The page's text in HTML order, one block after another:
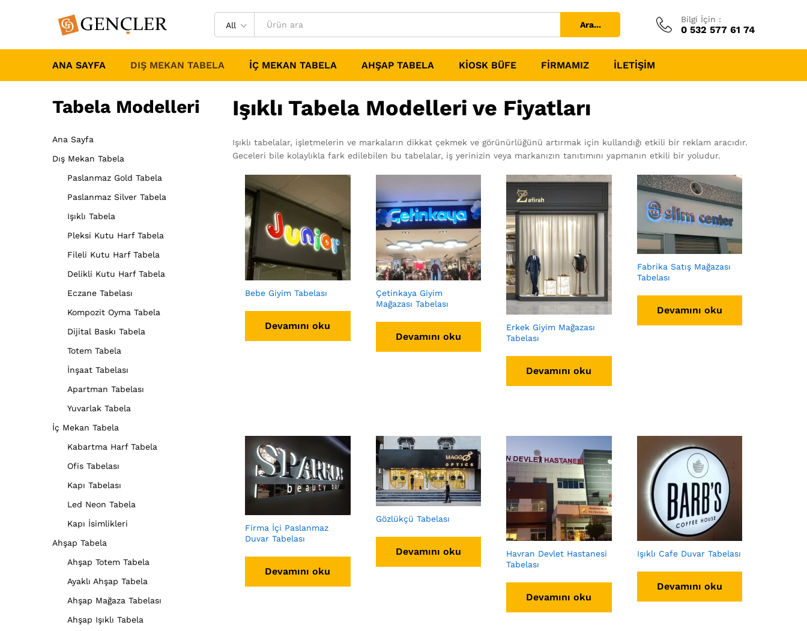
All Ara...
Bilgi İçin :
0 532 577 61 74
ANA SAYFA DIŞ MEKAN TABELA İÇ MEKAN TABELA AHŞAP TABELA KIOSK BÜFE FIRMAMIZ İLETIŞIM
Tabela Modelleri
Ana Sayfa
Dış Mekan Tabela
Paslanmaz Gold Tabela
Paslanmaz Silver Tabela
Işıklı Tabela
Pleksi Kutu Harf Tabela
Fileli Kutu Harf Tabela
Delikli Kutu Harf Tabela
Eczane Tabelası
Kompozit Oyma Tabela
Dijital Baskı Tabela
Totem Tabela
İnşaat Tabelası
Apartman Tabelası
Yuvarlak Tabela
İç Mekan Tabela
Kabartma Harf Tabela
Ofis Tabelası
Kapı Tabelası
Led Neon Tabela
Kapı İsimlikleri
Ahşap Tabela
Ahşap Totem Tabela
Ayaklı Ahşap Tabela
Ahşap Mağaza Tabelası
Ahşap Işıklı Tabela
Işıklı Tabela Modelleri ve Fiyatları
Işıklı tabelalar, işletmelerin ve markaların dikkat çekmek ve görünürlüğünü artırmak için kullandığı etkili bir reklam aracıdır.
Geceleri bile kolaylıkla fark edilebilen bu tabelalar, iş yerinizin veya markanızın tanıtımını yapmanın etkili bir yoludur.
Bebe Giyim Tabelası
Devamını oku
Çetinkaya Giyim
Mağazası Tabelası
Devamını oku
Erkek Giyim Mağazası
Tabelası
Devamını oku
Fabrika Satış Mağazası
Tabelası
Devamını oku
Firma İçi Paslanmaz
Duvar Tabelası
Devamını oku
Gözlükçü Tabelası
Devamını oku
Havran Devlet Hastanesi
Tabelası
Devamını oku
Işıklı Cafe Duvar Tabelası
Devamını oku